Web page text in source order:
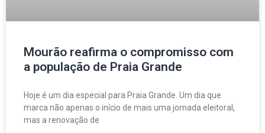
Mourão reafirma o compromisso com
a população de Praia Grande
Hoje é um dia especial para Praia Grande. Um dia que
marca não apenas o início de mais uma jornada eleitoral,
mas a renovação de